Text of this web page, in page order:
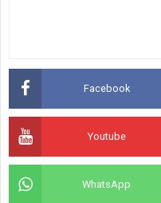
Facebook
Youtube
WhatsApp